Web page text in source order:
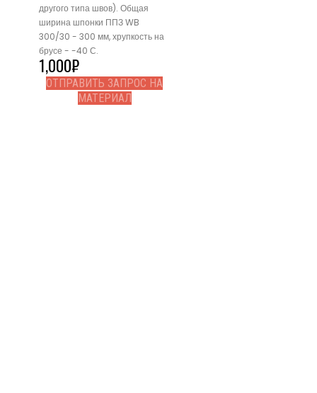
другого типа швов). Общая
ширина шпонки ППЗ WB
300/30 - 300 мм, хрупкость на
брусе - -40 С.
1,000₽
ОТПРАВИТЬ ЗАПРОС НА
МАТЕРИАЛ